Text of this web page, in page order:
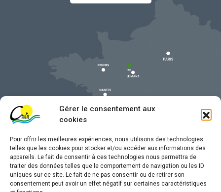
Gérer le consentement aux
cookies
Pour offrir les meilleures expériences, nous utilisons des technologies
telles que les cookies pour stocker et/ou accéder aux informations des
appareils. Le fait de consentir à ces technologies nous permettra de
traiter des données telles que le comportement de navigation ou les ID
uniques sur ce site. Le fait de ne pas consentir ou de retirer son
consentement peut avoir un effet négatif sur certaines caractéristiques
Mentions légales